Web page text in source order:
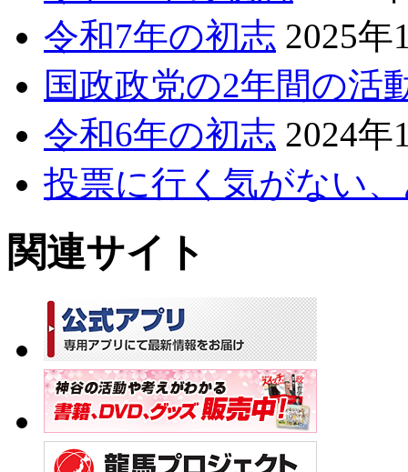
令和7年の初志 2025年
国政政党の2年間の活
令和6年の初志 2024年
投票に行く気がない
関連サイト